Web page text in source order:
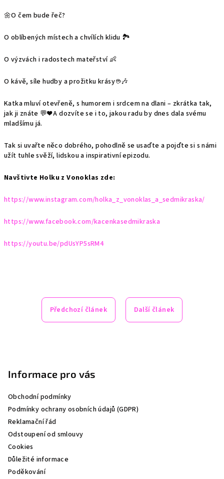
🌼O čem bude řeč?
O oblíbených místech a chvílích klidu 🏞️
O výzvách i radostech mateřství 👶
O kávě, síle hudby a prožitku krásy ☕🎶
Katka mluví otevřeně, s humorem i srdcem na dlani – zkrátka tak,
jak ji znáte 💬❤️ A dozvíte se i to, jakou radu by dnes dala svému
mladšímu já.
Tak si uvařte něco dobrého, pohodlně se usaďte a pojďte si s námi
užít tuhle svěží, lidskou a inspirativní epizodu.
Navštivte Holku z Vonoklas zde:
https://www.instagram.com/holka_z_vonoklas_a_sedmikraska/
https://www.facebook.com/kacenkasedmikraska
https://youtu.be/pdUsYP5sRM4
Předchozí článek Další článek
Informace pro vás
Obchodní podmínky
Podmínky ochrany osobních údajů (GDPR)
Reklamační řád
Odstoupení od smlouvy
Cookies
Důležité informace
Poděkování